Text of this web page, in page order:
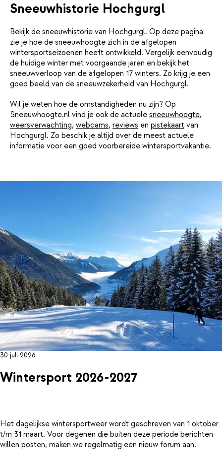
Sneeuwhistorie Hochgurgl
Bekijk de sneeuwhistorie van Hochgurgl. Op deze pagina
zie je hoe de sneeuwhoogte zich in de afgelopen
wintersportseizoenen heeft ontwikkeld. Vergelijk eenvoudig
de huidige winter met voorgaande jaren en bekijk het
sneeuwverloop van de afgelopen 17 winters. Zo krijg je een
goed beeld van de sneeuwzekerheid van Hochgurgl.
Wil je weten hoe de omstandigheden nu zijn? Op
Sneeuwhoogte.nl vind je ook de actuele sneeuwhoogte,
weersverwachting, webcams, reviews en pistekaart van
Hochgurgl. Zo beschik je altijd over de meest actuele
informatie voor een goed voorbereide wintersportvakantie.
30 juli 2026
Wintersport 2026-2027
Het dagelijkse wintersportweer wordt geschreven van 1 oktober
t/m 31 maart. Voor degenen die buiten deze periode berichten
willen posten, maken we regelmatig een nieuw forum aan.